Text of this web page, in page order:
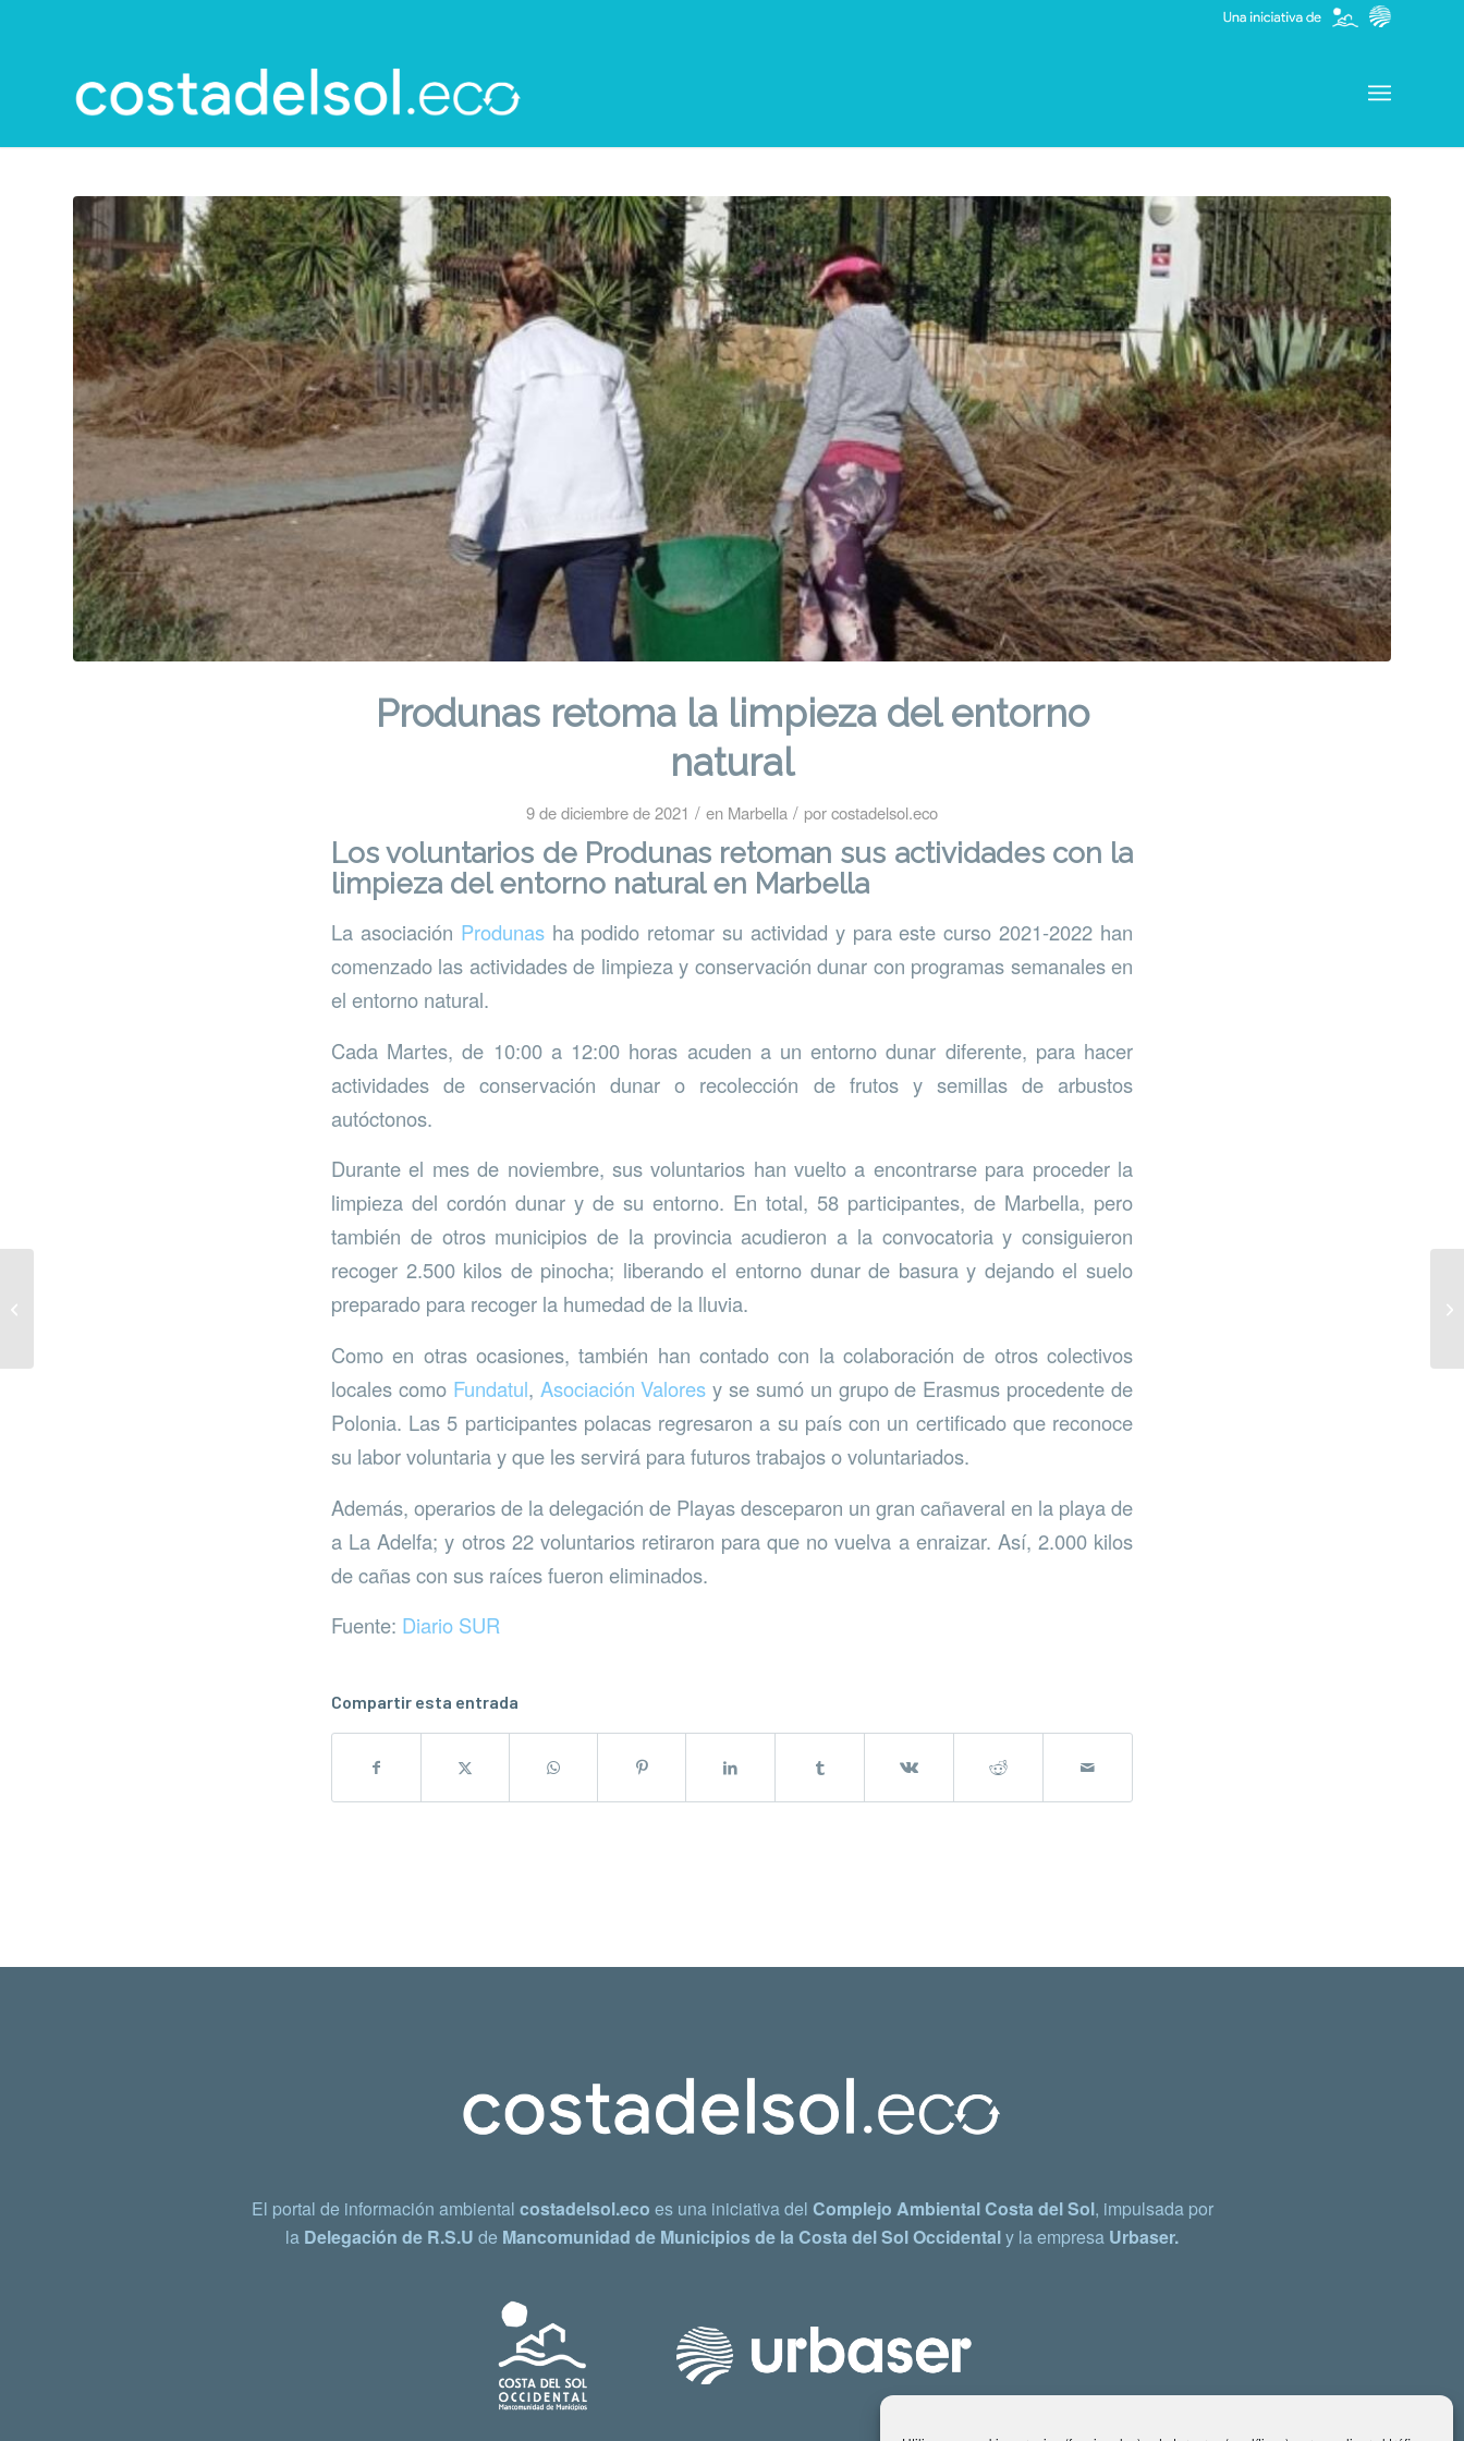
Produnas retoma la limpieza del entorno
natural
9 de diciembre de 2021 / en Marbella / porcostadelsol.eco
Los voluntarios de Produnas retoman sus actividades con la
limpieza del entorno natural en Marbella
La asociación Produnasha podido retomar su actividad y para este curso 2021-2022 han
comenzado las actividades de limpieza y conservación dunar con programas semanales en
el entorno natural.
Cada Martes, de 10:00 a 12:00 horas acuden a un entorno dunar diferente, para hacer
actividades de conservación dunar o recolección de frutos y semillas de arbustos
autóctonos.
Durante el mes de noviembre, sus voluntarios han vuelto a encontrarse para proceder la
limpieza del cordón dunar y de su entorno. En total, 58 participantes, de Marbella, pero
también de otros municipios de la provincia acudieron a la convocatoria y consiguieron
recoger 2.500 kilos de pinocha; liberando el entorno dunar de basura y dejando el suelo
preparado para recoger la humedad de la lluvia.
Como en otras ocasiones, también han contado con la colaboración de otros colectivos
locales como Fundatul, Asociación Valores y se sumó un grupo de Erasmus procedente de
Polonia. Las 5 participantes polacas regresaron a su país con un certificado que reconoce
su labor voluntaria y que les servirá para futuros trabajos o voluntariados.
Además, operarios de la delegación de Playas desceparon un gran cañaveral en la playa de
a La Adelfa; y otros 22 voluntarios retiraron para que no vuelva a enraizar. Así, 2.000 kilos
de cañas con sus raíces fueron eliminados.
Fuente: Diario SUR
Compartir esta entrada
El portal de información ambiental costadelsol.eco es una iniciativa del Complejo Ambiental Costa del Sol, impulsada por
la Delegación de R.S.U de Mancomunidad de Municipios de la Costa del Sol Occidentaly la empresa Urbaser.